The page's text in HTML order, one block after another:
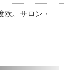
。サロン・